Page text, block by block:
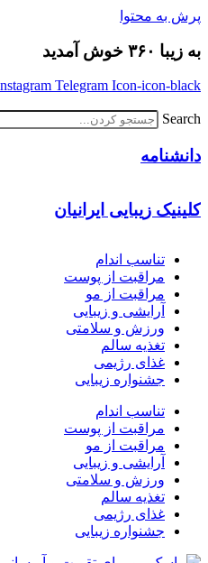
پرش به محتوا
به زیبا ۳۶۰ خوش آمدید
Telegram Icon-icon-black
Search
دانشنامه
کلینیک زیبایی ایرانیان
تناسب اندام
مراقبت از پوست
مراقبت از مو
آرایشی و زیبایی
ورزش و سلامتی
تغذیه سالم
غذای رژیمی
جشنواره زیبایی
تناسب اندام
مراقبت از پوست
مراقبت از مو
آرایشی و زیبایی
ورزش و سلامتی
تغذیه سالم
غذای رژیمی
جشنواره زیبایی